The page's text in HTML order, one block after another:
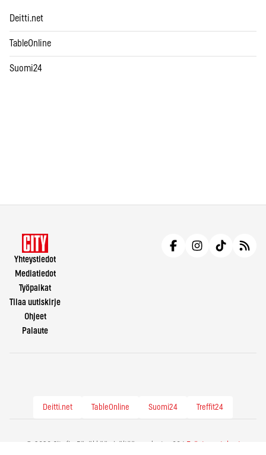
Deitti.net
TableOnline
Suomi24
Yhteystiedot
Mediatiedot
Työpaikat
Tilaa uutiskirje
Ohjeet
Palaute
Deitti.net TableOnline Suomi24 Treffit24